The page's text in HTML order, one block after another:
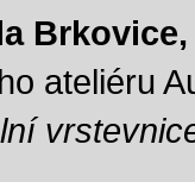
ateliéru